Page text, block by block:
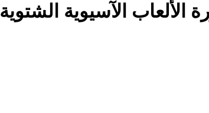
الآسيوية الشتوية 2029